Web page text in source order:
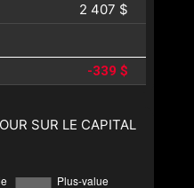
2 407 $
-339 $
SUR LE CAPITAL